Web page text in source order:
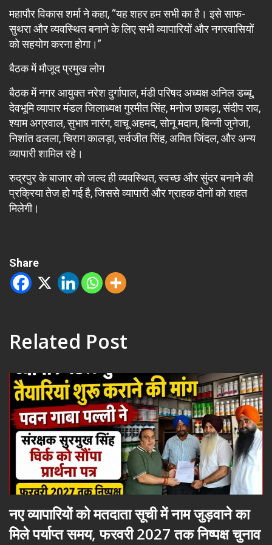
महापौर विकास शर्मा ने कहा, “यह शहर हम सभी का है। इसे साफ-
सुथरा और व्यवस्थित बनाने के लिए सभी व्यापारियों और नगरवासियों
को सहयोग करना होगा।”
बैठक में मौजूद प्रमुख लोग
बैठक में नगर आयुक्त नरेश दुर्गापाल, मंडी परिषद अध्यक्ष अनिल डब्बू,
देवभूमि व्यापार मंडल जिलाध्यक्ष गुरमीत सिंह, मनोज छाबड़ा, संदीप राव,
श्याम अग्रवाल, सुभाष नारंग, वाचू अहमद, सोनू मदान, बिन्नी जुनेजा,
निशांत ढलला, चिराग कालड़ा, सर्वजीत सिंह, अमित जिंदल, और अन्य
व्यापारी शामिल रहे।
रुद्रपुर के बाजार को जल्द ही व्यवस्थित, स्वच्छ और सुंदर बनाने की
प्रक्रिया तेज हो गई है, जिससे व्यापारी और ग्राहक दोनों को राहत
मिलेगी।
Share
Related Post
नए व्यापारियों को मतदाता सूची में नाम जुड़वाने का
मिले पर्याप्त समय, फरवरी 2027 तक निष्पक्ष चुनाव